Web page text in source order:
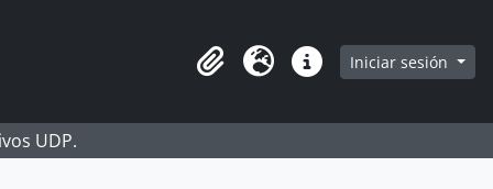
Portapapeles
Idioma Enlaces rápidos
Iniciar sesión
UDP.